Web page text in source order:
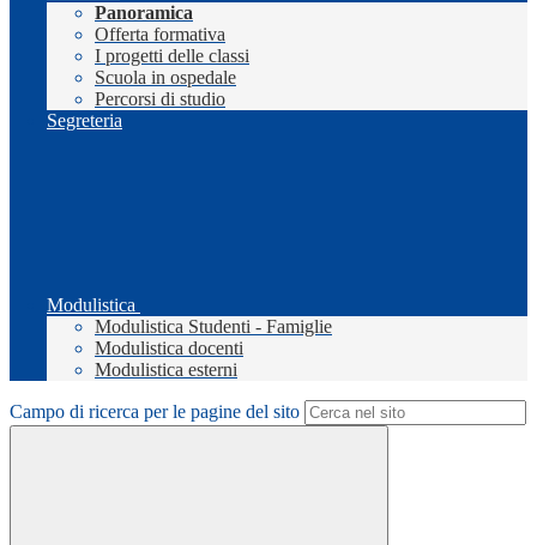
Panoramica
Offerta formativa
I progetti delle classi
Scuola in ospedale
Percorsi di studio
Segreteria
Modulistica
Modulistica Studenti - Famiglie
Modulistica docenti
Modulistica esterni
Campo di ricerca per le pagine del sito